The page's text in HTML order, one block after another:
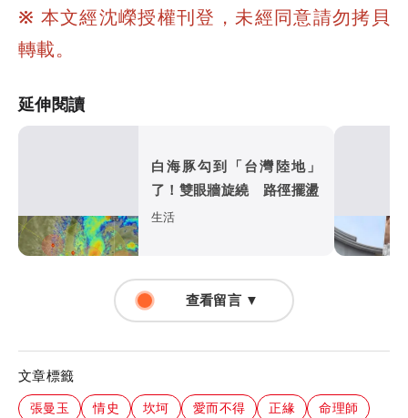
※ 本文經沈嶸授權刊登，未經同意請勿拷貝
轉載。
延伸閱讀
白海豚勾到「台灣陸地」
了！雙眼牆旋繞 路徑擺盪
生活
查看留言 ▼
文章標籤
張曼玉 情史 坎坷 愛而不得 正緣
命理師